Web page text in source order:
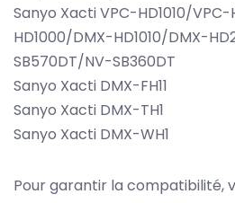
Sanyo Xacti VPC-HD1010/
HD1000/DMX-HD1010/DMX-
SB570DT/NV-SB360DT
Sanyo Xacti DMX-FH11
Sanyo Xacti DMX-TH1
Sanyo Xacti DMX-WH1
Pour garantir la compatibilité,